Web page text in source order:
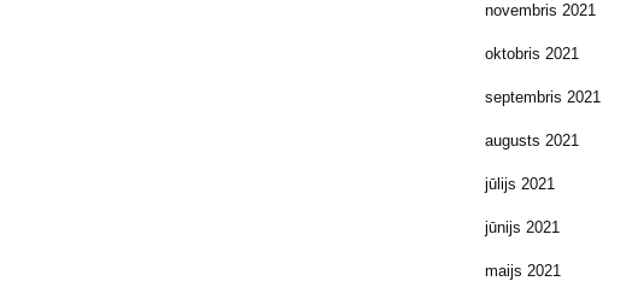
novembris 2021
oktobris 2021
septembris 2021
augusts 2021
jūlijs 2021
jūnijs 2021
maijs 2021